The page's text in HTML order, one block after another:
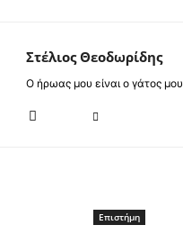
Στέλιος Θεοδωρίδης
Ο ήρωας μου είναι ο γάτος
Επιστήμη